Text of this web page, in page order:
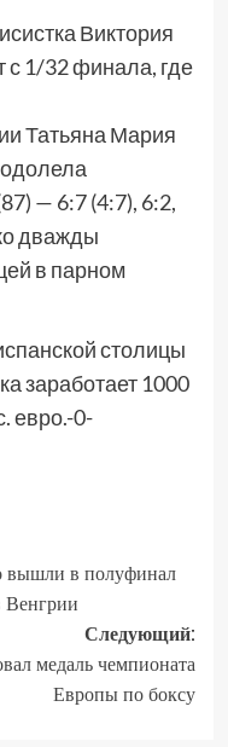
Виктория
с 1/32 финала, где
Татьяна Мария
одолела
— 6:7 (4:7), 6:2,
дважды
в парном
столицы
заработает 1000
евро.-0-
вышли в полуфинал
Венгрии
Следующий:
медаль чемпионата
Европы по боксу